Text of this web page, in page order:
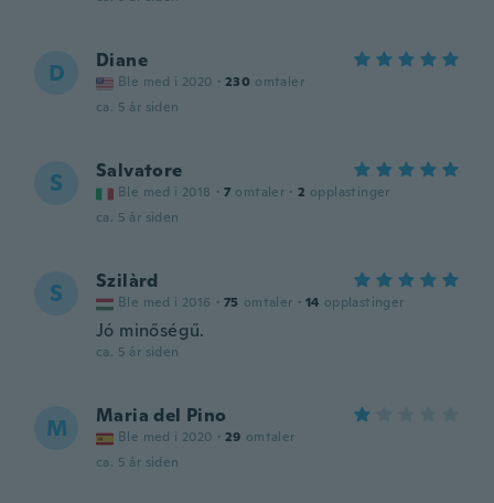
D Diane
Ble med i 2020 · 230 omtaler
ca. 5 år siden
S Salvatore
Ble med i 2018 · 7 omtaler · 2 opplastinger
ca. 5 år siden
S Szilàrd
Ble med i 2016 · 75 omtaler · 14 opplastinger
Jó minőségű.
ca. 5 år siden
M Maria del Pino
Ble med i 2020 · 29 omtaler
ca. 5 år siden